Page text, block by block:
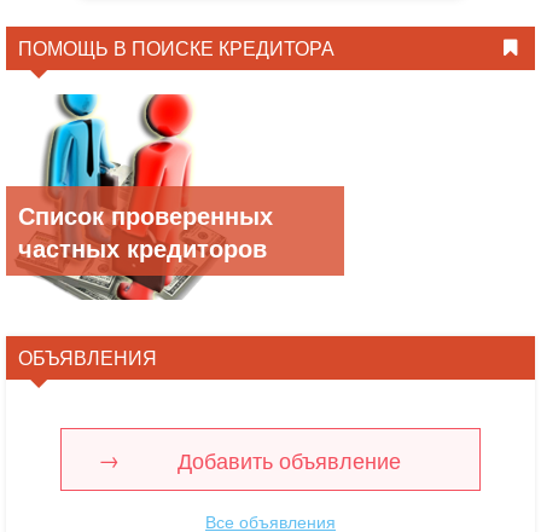
ПОМОЩЬ В ПОИСКЕ КРЕДИТОРА
Список проверенных
частных кредиторов
ОБЪЯВЛЕНИЯ
Добавить объявление
Все объявления